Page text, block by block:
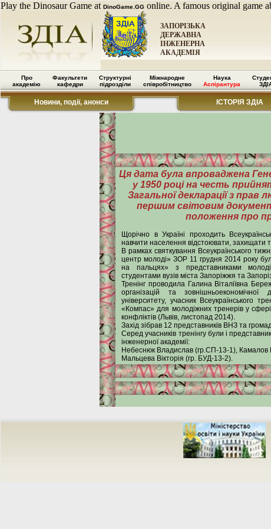
Play the Dinosaur Game at DinoGame.GG online. A famous original game
ЗАПОРІЗЬКА
ДЕРЖАВНА
ІНЖЕНЕРНА
АКАДЕМІЯ
Про
академію
Факультети
кафедри
Структурні
підрозділи
Міжнародне
співробітництво
Наука
Аспірантура
Новини, події, анонси ІСТОРІЯ ЗДІА
Ця дата була впроваджена
у 1950 році на честь
Загальної декларації з прав
першим світовим
положення про
Щорічно в Україні проходить
навчити населення відстоювати, захищати
В рамках святкування Всеукраїнського
центр молоді» ЗОР 11 грудня 2014 року
на пальцях» з представниками
студентами вузів міста Запоріжжя та
Тренінг проводила Галина Віталіївна
організацій та зовнішньоекономічної
університету, учасник Всеукраїнського
«Компас» для молодіжних тренерів у
конфліктів (Львів, листопад 2014).
Захід зібрав 12 представників ВНЗ та
Серед учасників тренінгу були і
інженерної академії:
Небеснюк Владислав (гр.СП-13-1),
Мальцева Вікторія (гр. БУД-13-2).